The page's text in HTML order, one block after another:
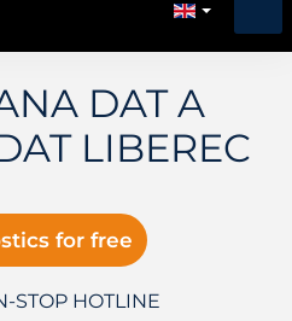
DAT A
LIBEREC
for free
STOP HOTLINE